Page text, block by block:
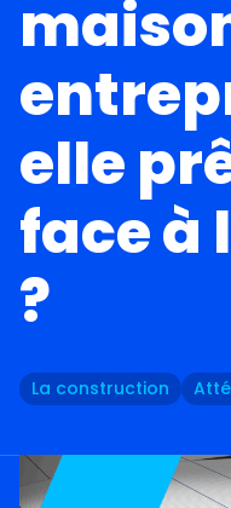
elle
face à
?
La construction